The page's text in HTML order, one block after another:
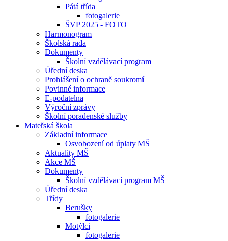
Pátá třída
fotogalerie
ŠVP 2025 - FOTO
Harmonogram
Školská rada
Dokumenty
Školní vzdělávací program
Úřední deska
Prohlášení o ochraně soukromí
Povinné informace
E-podatelna
Výroční zprávy
Školní poradenské služby
Mateřská škola
Základní informace
Osvobození od úplaty MŠ
Aktuality MŠ
Akce MŠ
Dokumenty
Školní vzdělávací program MŠ
Úřední deska
Třídy
Berušky
fotogalerie
Motýlci
fotogalerie